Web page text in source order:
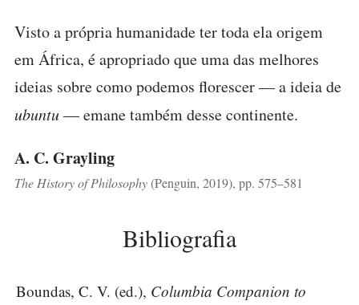
Visto a própria humanidade ter toda ela origem
em África, é apropriado que uma das melhores
ideias sobre como podemos florescer — a ideia de
ubuntu— emane também desse continente.
A. C. Grayling
The History of Philosophy(Penguin, 2019), pp. 575–581
Bibliografia
Boundas, C. V. (ed.), Columbia Companion to